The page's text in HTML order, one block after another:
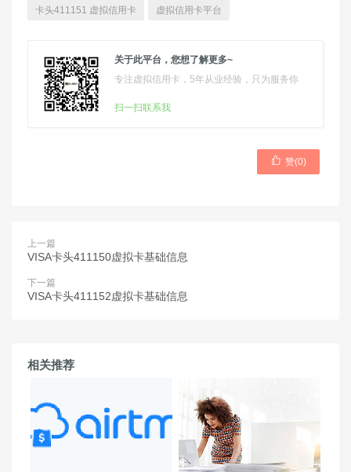
卡头411151 虚拟信用卡 虚拟信用卡平台
关于此平台，您想了解更多~
专注虚拟信用卡，5年从业经验，只为服务你
扫一扫联系我
 赞(0)
上一篇
VISA卡头411150虚拟卡基础信息
下一篇
VISA卡头411152虚拟卡基础信息
相关推荐